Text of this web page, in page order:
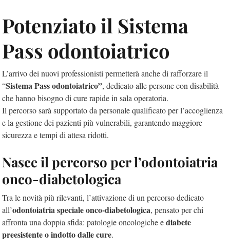
Potenziato il Sistema
Pass odontoiatrico
L’arrivo dei nuovi professionisti permetterà anche di rafforzare il
“Sistema Pass odontoiatrico”, dedicato alle persone con disabilità
che hanno bisogno di cure rapide in sala operatoria.
Il percorso sarà supportato da personale qualificato per l’accoglienza
e la gestione dei pazienti più vulnerabili, garantendo maggiore
sicurezza e tempi di attesa ridotti.
Nasce il percorso per l’odontoiatria
onco-diabetologica
Tra le novità più rilevanti, l’attivazione di un percorso dedicato
all’odontoiatria speciale onco-diabetologica, pensato per chi
affronta una doppia sfida: patologie oncologiche ediabete
preesistente o indotto dalle cure.